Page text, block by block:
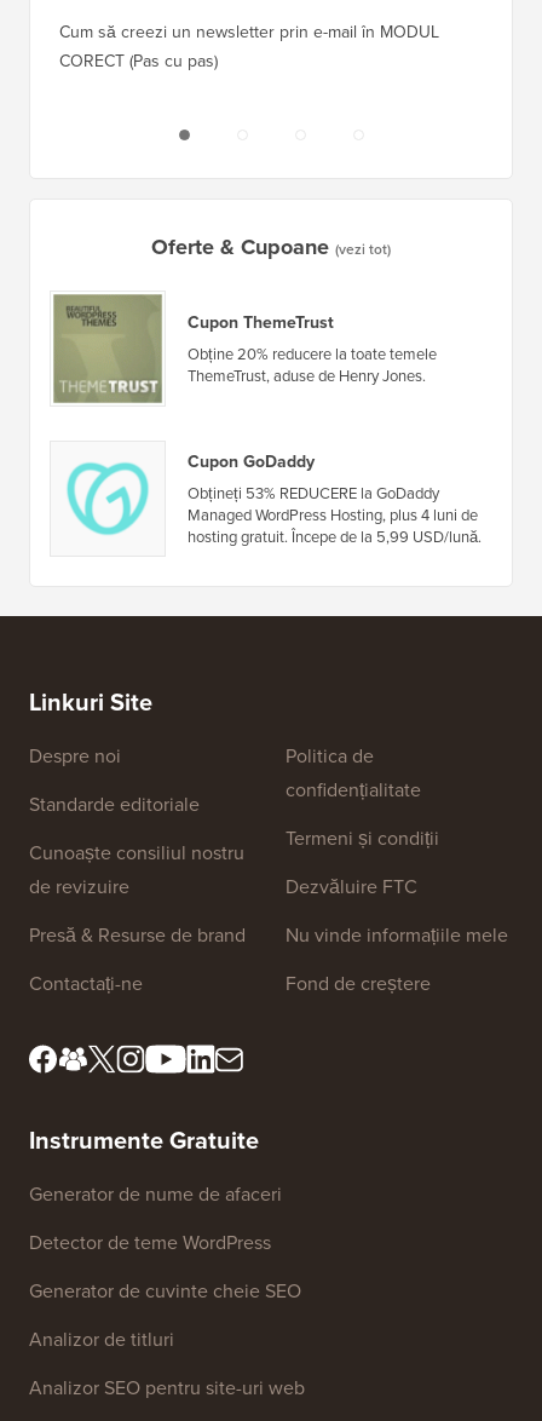
Cum să creezi un newsletter prin e-mail în MODUL
CORECT (Pas cu pas)
Oferte & Cupoane (vezi tot)
Cupon ThemeTrust
Obține 20% reducere la toate temele
ThemeTrust, aduse de Henry Jones.
Cupon GoDaddy
Obțineți 53% REDUCERE la GoDaddy
Managed WordPress Hosting, plus 4 luni de
hosting gratuit. Începe de la 5,99 USD/lună.
Linkuri Site
Despre noi
Standarde editoriale
Cunoaște consiliul nostru
de revizuire
Presă & Resurse de brand
Contactați-ne
Politica de
confidențialitate
Termeni și condiții
Dezvăluire FTC
Nu vinde informațiile mele
Fond de creștere
Instrumente Gratuite
Generator de nume de afaceri
Detector de teme WordPress
Generator de cuvinte cheie SEO
Analizor de titluri
Analizor SEO pentru site-uri web